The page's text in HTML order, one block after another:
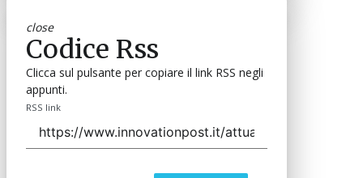
close
Codice Rss
Clicca sul pulsante per copiare il link RSS negli
appunti.
RSS link